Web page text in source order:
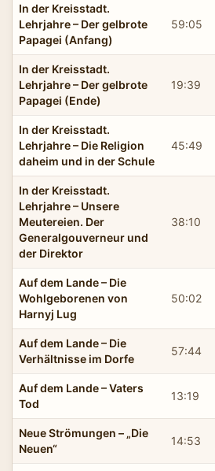
In der Kreisstadt.
Lehrjahre – Der gelbrote
Papagei (Anfang)
59:05
In der Kreisstadt.
Lehrjahre – Der gelbrote
Papagei (Ende)
19:39
In der Kreisstadt.
Lehrjahre – Die Religion
daheim und in der Schule
45:49
In der Kreisstadt.
Lehrjahre – Unsere
Meutereien. Der
Generalgouverneur und
der Direktor
38:10
Auf dem Lande – Die
Wohlgeborenen von
Harnyj Lug
50:02
Auf dem Lande – Die
Verhältnisse im Dorfe
57:44
Auf dem Lande – Vaters
Tod
13:19
Neue Strömungen – „Die
Neuen“
14:53